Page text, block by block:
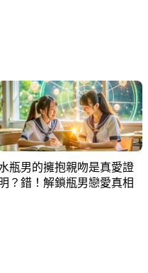
瓶男的擁抱親吻是真愛證
？錯！解鎖瓶男戀愛真相